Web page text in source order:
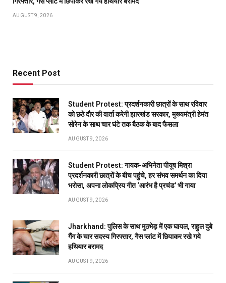
AUGUST 9, 2026
Recent Post
Student Protest: प्रदर्शनकारी छात्रों के साथ रविवार
को छठे दौर की वार्ता करेगी झारखंड सरकार, मुख्यमंत्री हेमंत
सोरेन के साथ चार घंटे तक बैठक के बाद फैसला
AUGUST 9, 2026
Student Protest: गायक-अभिनेता पीयूष मिश्रा
प्रदर्शनकारी छात्रों के बीच पहुंचे, हर संभव समर्थन का दिया
भरोसा, अपना लोकप्रिय गीत ‘आरंभ है प्रचंड’ भी गाया
AUGUST 9, 2026
Jharkhand: पुलिस के साथ मुठभेड़ में एक घायल, राहुल दुबे
गैंग के चार सदस्य गिरफ्तार, गैस प्लांट में छिपाकर रखे गये
हथियार बरामद
AUGUST 9, 2026